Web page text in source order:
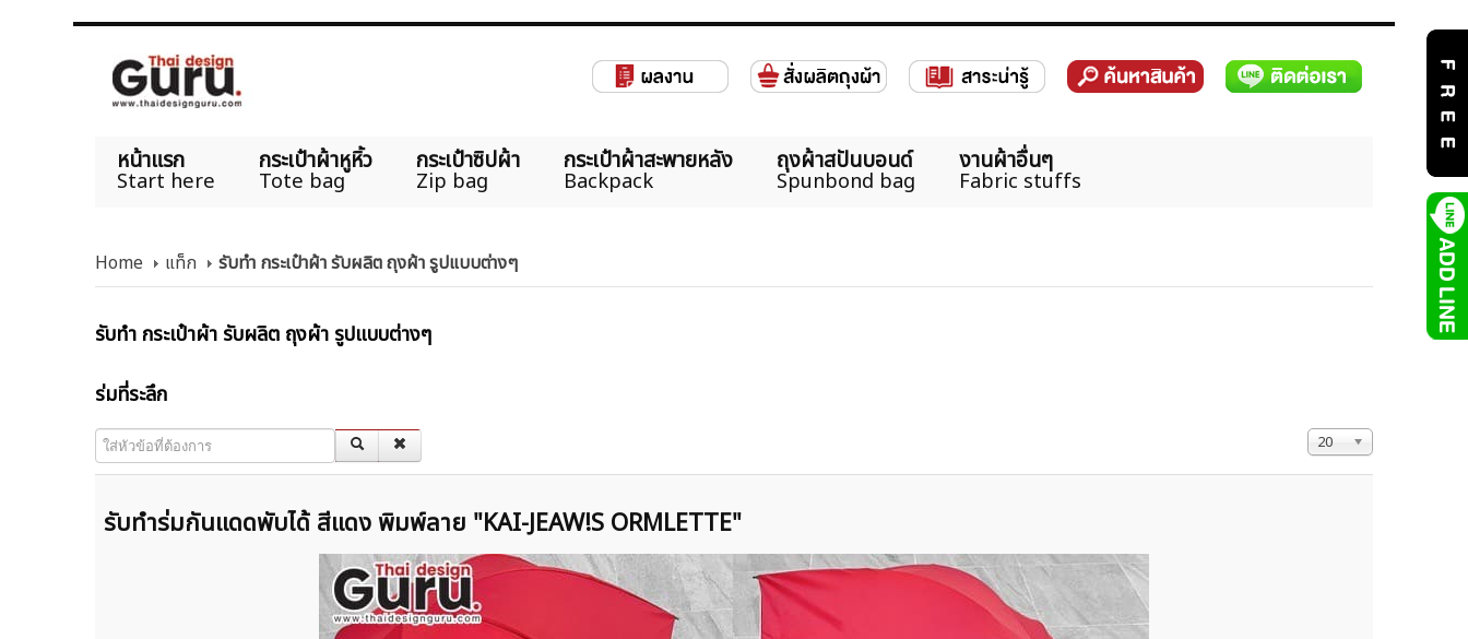
หน้าแรก
Start here
กระเป๋าผ้าหูหิ้ว
Tote bag
กระเป๋าซิปผ้า
Zip bag
กระเป๋าผ้าสะพายหลัง
Backpack
ถุงผ้าสปันบอนด์
Spunbond bag
งานผ้าอื่นๆ
Fabric stuffs
Home แท็ก รับทำ กระเป๋าผ้า รับผลิต ถุงผ้า รูปแบบต่างๆ
รับทำ กระเป๋าผ้า รับผลิต ถุงผ้า รูปแบบต่างๆ
ร่มที่ระลึก
ใส่หัวข้อที่ต้องการ แสดง #
20
รับทำร่มกันเเดดพับได้ สีแดง พิมพ์ลาย "KAI-JEAW!S ORMLETTE"